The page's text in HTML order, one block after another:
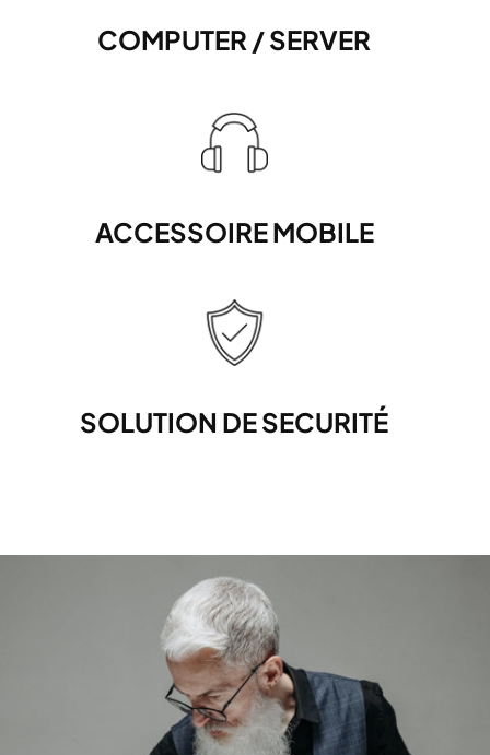
COMPUTER / SERVER
ACCESSOIRE MOBILE
SOLUTION DE SECURITÉ